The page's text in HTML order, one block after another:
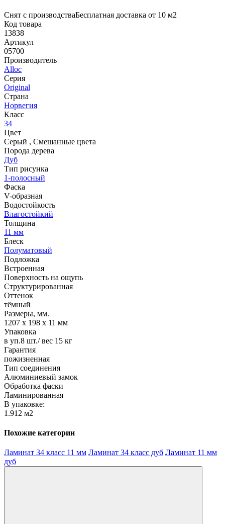
Снят с производстваБесплатная доставка от 10 м2
Код товара
13838
Артикул
05700
Производитель
Alloc
Серия
Original
Страна
Норвегия
Класс
34
Цвет
Серый , Смешанные цвета
Порода дерева
Дуб
Тип рисунка
1-полосный
Фаска
V-образная
Водостойкость
Влагостойкий
Толщина
11 мм
Блеск
Полуматовый
Подложка
Встроенная
Поверхность на ощупь
Структурированная
Оттенок
тёмный
Размеры, мм.
1207 х 198 х 11 мм
Упаковка
в уп.8 шт./ вес 15 кг
Гарантия
пожизненная
Тип соединения
Алюминиевый замок
Обработка фаски
Ламинированная
В упаковке:
1.912 м2
Похожие категории
Ламинат 34 класс 11 мм Ламинат 34 класс дуб Ламинат 11 мм
дуб